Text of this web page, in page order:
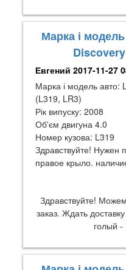
Марка і
Евгений 2017-11-27
Марка і модель авто:
(L319, LR3)
Рік випуску: 2008
Об'єм двигуна 4.0
Номер кузова: L319
Здравствуйте! Нужен
правое крыло.
Здравствуйте!
заказ. Ждать
голый